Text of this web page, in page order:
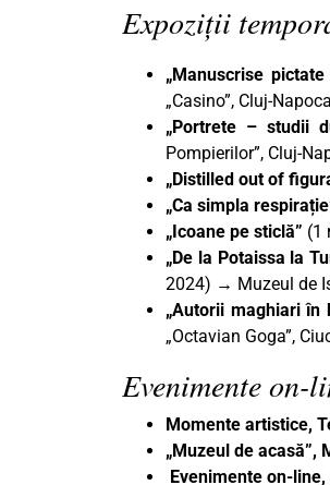
Expoziții
„Manuscrise
„Casino”, Cluj-Napoca
„Portrete – studii
Pompierilor”, Cluj-
„Distilled out of
„Ca simpla
„Icoane pe sticlă” (1
„De la Potaissa la
2024) → Muzeul de
„Autorii maghiari în
„Octavian Goga”,
Evenimente on-
Momente artistice,
„Muzeul de acasă”,
Evenimente on-